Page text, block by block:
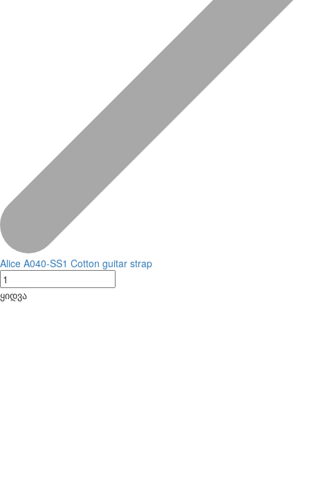
Alice A040-SS1 Cotton guitar strap
ყიდვა